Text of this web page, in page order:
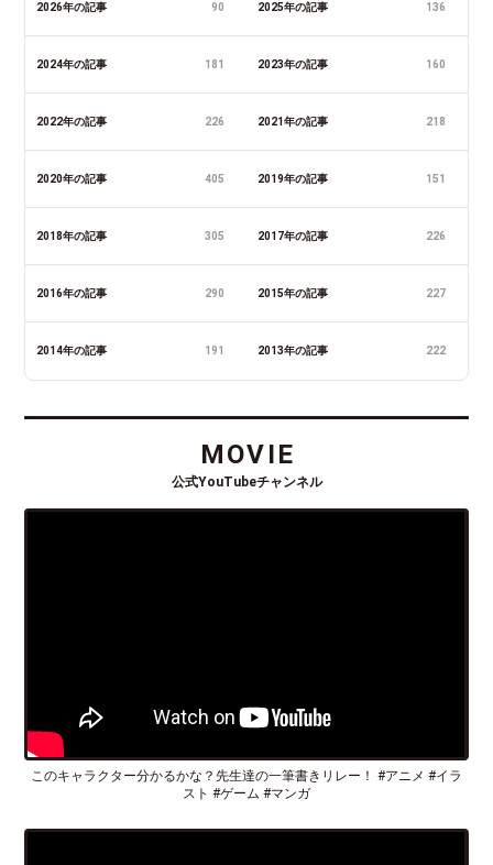
2026年の記事 90 2025年の記事 136
2024年の記事 181 2023年の記事 160
2022年の記事 226 2021年の記事 218
2020年の記事 405 2019年の記事 151
2018年の記事 305 2017年の記事 226
2016年の記事 290 2015年の記事 227
2014年の記事 191 2013年の記事 222
MOVIE
公式YouTubeチャンネル
このキャラクター分かるかな？先生達の一筆書きリレー！ #アニメ #イラ
スト #ゲーム #マンガ